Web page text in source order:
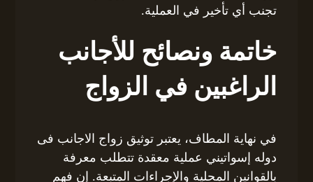
تجنب أي تأخير في العملية.
خاتمة ونصائح للأجانب
الراغبين في الزواج
في نهاية المطاف، يعتبر توثيق زواج الاجانب فى
دوله إسواتيني عملية معقدة تتطلب معرفة
بالقوانين المحلية والإجراءات المتبعة. إن فهم